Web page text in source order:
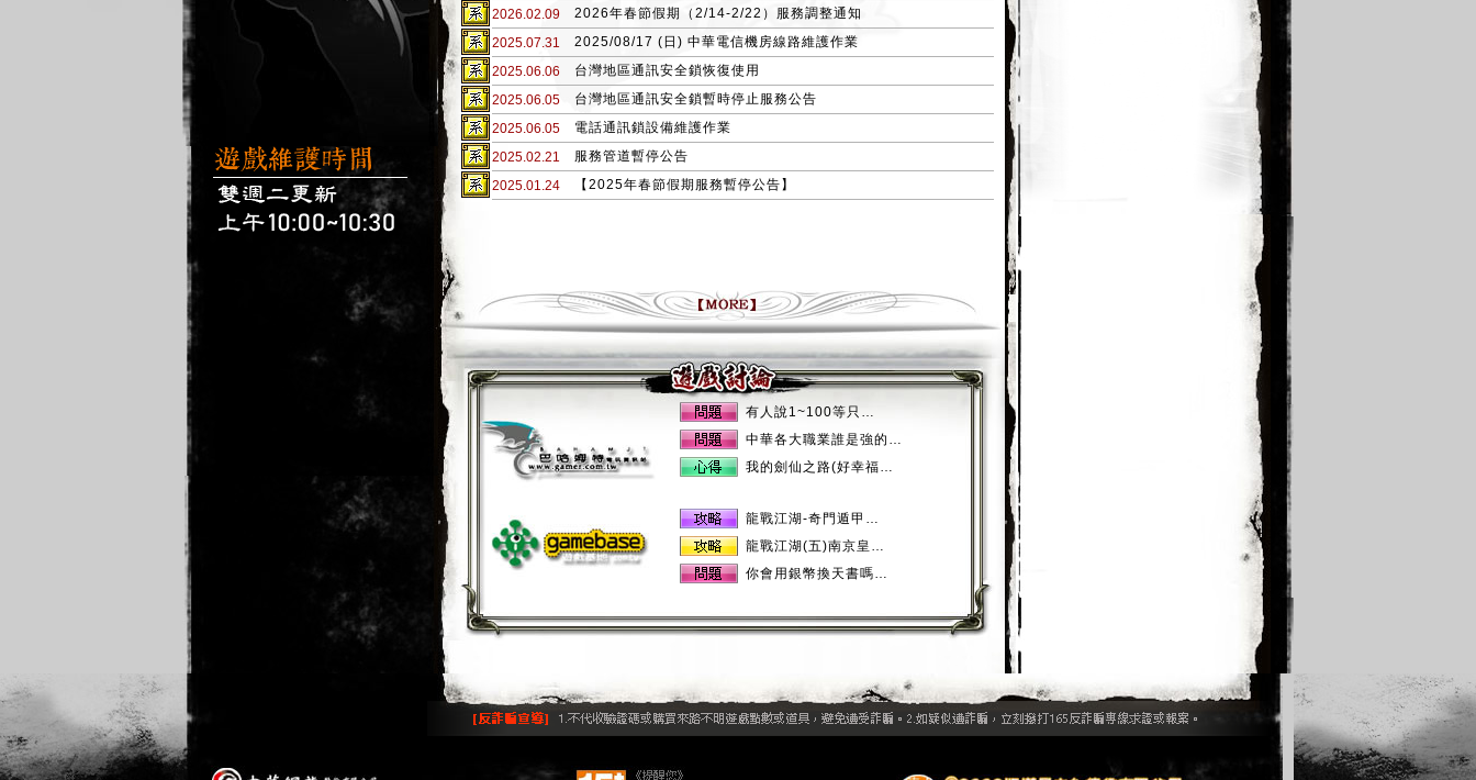
2026.02.09
2026年春節假期（2/14-2/22）服務調整通知
2025.07.31
2025/08/17 (日) 中華電信機房線路維護作業
2025.06.06
台灣地區通訊安全鎖恢復使用
2025.06.05
台灣地區通訊安全鎖暫時停止服務公告
2025.06.05
電話通訊鎖設備維護作業
2025.02.21
服務管道暫停公告
2025.01.24
【2025年春節假期服務暫停公告】
有人說1~100等只…
中華各大職業誰是強的…
我的劍仙之路(好幸福…
龍戰江湖-奇門遁甲…
龍戰江湖(五)南京皇…
你會用銀幣換天書嗎…